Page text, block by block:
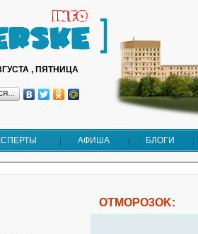
, ПЯТНИЦА
АФИША БЛОГИ
OTMOPO3OK: